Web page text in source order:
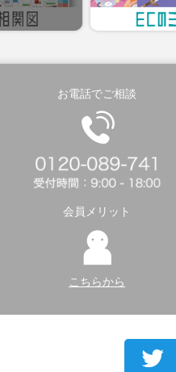
お電話でご相談
会員メリット
こちらから